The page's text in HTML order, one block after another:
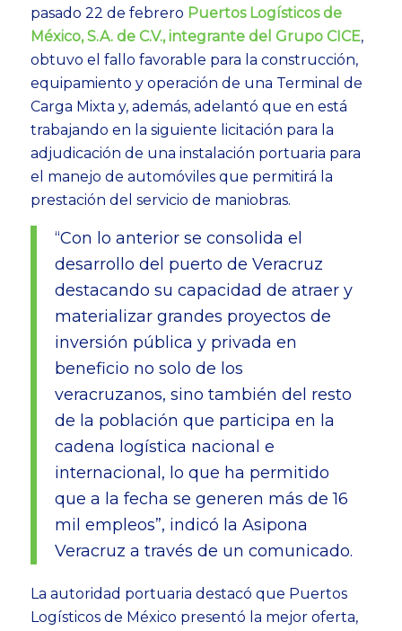
pasado 22 de febrero Puertos Logísticos de
México, S.A. de C.V., integrante del Grupo CICE,
obtuvo el fallo favorable para la construcción,
equipamiento y operación de una Terminal de
Carga Mixta y, además, adelantó que en está
trabajando en la siguiente licitación para la
adjudicación de una instalación portuaria para
el manejo de automóviles que permitirá la
prestación del servicio de maniobras.
“Con lo anterior se consolida el
desarrollo del puerto de Veracruz
destacando su capacidad de atraer y
materializar grandes proyectos de
inversión pública y privada en
beneficio no solo de los
veracruzanos, sino también del resto
de la población que participa en la
cadena logística nacional e
internacional, lo que ha permitido
que a la fecha se generen más de 16
mil empleos”, indicó la Asipona
Veracruz a través de un comunicado.
La autoridad portuaria destacó que Puertos
Logísticos de México presentó la mejor oferta,